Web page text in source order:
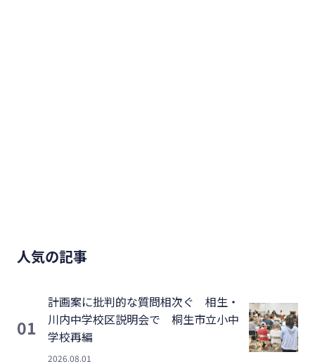
人気の記事
01
計画案に批判的な質問相次ぐ 相生・
川内中学校区説明会で 桐生市立小中
学校再編
2026.08.01